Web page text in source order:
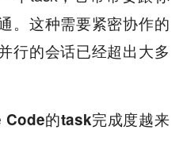
。这种需要紧密协作的
行的会话已经超出大多
的task完成度越来